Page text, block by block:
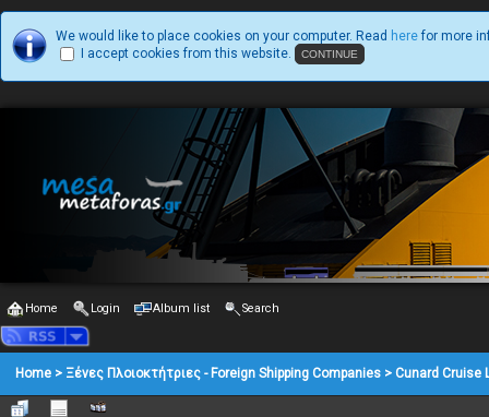
We would like to place cookies on your computer. Read here for more
I accept cookies from this website.
Home Login Album list Search
Home > Ξένες Πλοιοκτήτριες - Foreign Shipping Companies > Cunard Cruise